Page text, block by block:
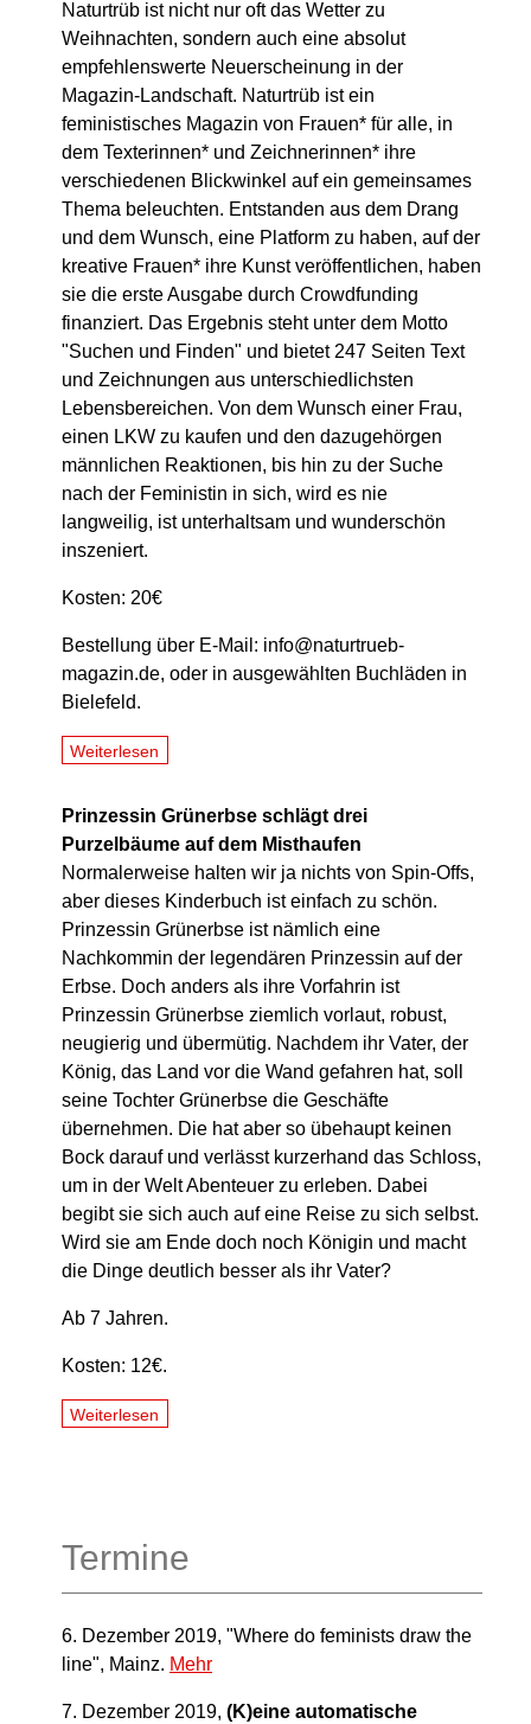
Naturtrüb ist nicht nur oft das Wetter zu
Weihnachten, sondern auch eine absolut
empfehlenswerte Neuerscheinung in der
Magazin-Landschaft. Naturtrüb ist ein
feministisches Magazin von Frauen* für alle, in
dem Texterinnen* und Zeichnerinnen* ihre
verschiedenen Blickwinkel auf ein gemeinsames
Thema beleuchten. Entstanden aus dem Drang
und dem Wunsch, eine Platform zu haben, auf der
kreative Frauen* ihre Kunst veröffentlichen, haben
sie die erste Ausgabe durch Crowdfunding
finanziert. Das Ergebnis steht unter dem Motto
"Suchen und Finden" und bietet 247 Seiten Text
und Zeichnungen aus unterschiedlichsten
Lebensbereichen. Von dem Wunsch einer Frau,
einen LKW zu kaufen und den dazugehörgen
männlichen Reaktionen, bis hin zu der Suche
nach der Feministin in sich, wird es nie
langweilig, ist unterhaltsam und wunderschön
inszeniert.
Kosten: 20€
Bestellung über E-Mail: info@naturtrueb-
magazin.de, oder in ausgewählten Buchläden in
Bielefeld.
Weiterlesen
Prinzessin Grünerbse schlägt drei
Purzelbäume auf dem Misthaufen
Normalerweise halten wir ja nichts von Spin-Offs,
aber dieses Kinderbuch ist einfach zu schön.
Prinzessin Grünerbse ist nämlich eine
Nachkommin der legendären Prinzessin auf der
Erbse. Doch anders als ihre Vorfahrin ist
Prinzessin Grünerbse ziemlich vorlaut, robust,
neugierig und übermütig. Nachdem ihr Vater, der
König, das Land vor die Wand gefahren hat, soll
seine Tochter Grünerbse die Geschäfte
übernehmen. Die hat aber so übehaupt keinen
Bock darauf und verlässt kurzerhand das Schloss,
um in der Welt Abenteuer zu erleben. Dabei
begibt sie sich auch auf eine Reise zu sich selbst.
Wird sie am Ende doch noch Königin und macht
die Dinge deutlich besser als ihr Vater?
Ab 7 Jahren.
Kosten: 12€.
Weiterlesen
Termine
6. Dezember 2019, "Where do feminists draw the
line", Mainz. Mehr
7. Dezember 2019, (K)eine automatische